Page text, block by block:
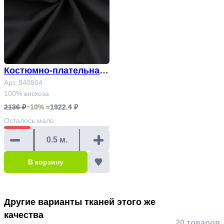
Костюмно-плательная
ткань Арт. 840804
Арт. 840804
100% вискоза
2136 ₽−10% =1922.4 ₽
Осталось мало
В корзину
Другие варианты тканей этого же
качества